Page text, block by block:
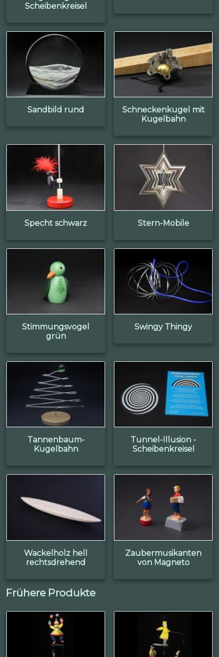
Scheibenkreisel
Sandbild rund
Schneckenkugel mit
Kugelbahn
Specht schwarz Stern-Mobile
Stimmungsvogel
grün
Swingy Thingy
Tannenbaum-
Kugelbahn
Tunnel-Illusion -
Scheibenkreisel
Wackelholz hell
rechtsdrehend
Zaubermusikanten
von Magneto
Frühere Produkte